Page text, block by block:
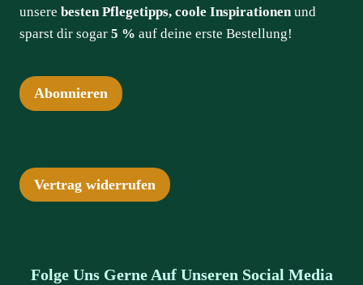
unsere besten Pflegetipps, coole Inspirationenund
sparst dir sogar 5 % auf deine erste Bestellung!
Abonnieren
Vertrag widerrufen
Folge Uns Gerne Auf Unseren Social Media